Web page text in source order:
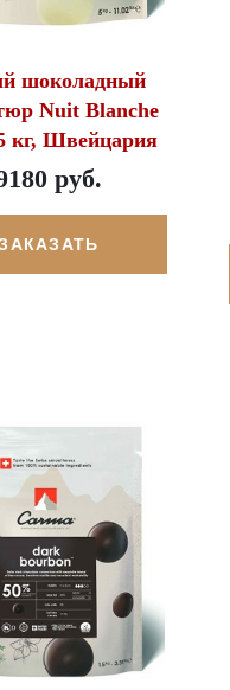
шоколадный
Nuit Blanche
кг, Швейцария
руб.